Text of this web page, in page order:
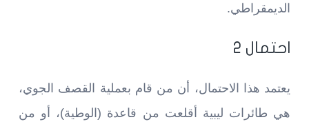
الديمقراطي.
احتمال 2
يعتمد هذا الاحتمال، أن من قام بعملية القصف الجوي،
هي طائرات ليبية أقلعت من قاعدة (الوطية)، أو من